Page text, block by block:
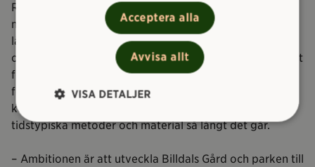
Redan förra sommaren testades en cafévagn i parken
men Trädgårdsmästarbostaden erbjuder en mer
långsiktig lösning. Sedan tidigare har Higab gjort en
omfattande upprustning av husets utsida och under året
fortsätter arbetet på insidan med källarplanet och
första våningen. För att bevara husets karaktär och
kulturhistoriska värde kommer det att användas
tidstypiska metoder och material så långt det går.
– Ambitionen är att utveckla Billdals Gård och parken till
Acceptera alla
Avvisa allt
VISA DETALJER